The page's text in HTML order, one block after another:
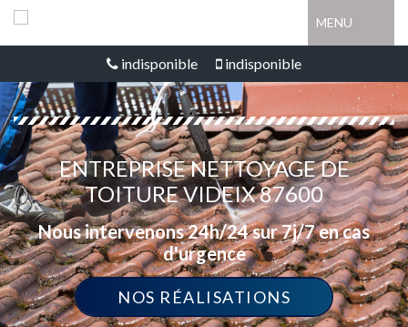
MENU
indisponible indisponible
ENTREPRISE NETTOYAGE DE
TOITURE VIDEIX 87600
Nous intervenons 24h/24 sur 7j/7 en cas
d'urgence
NOS RÉALISATIONS